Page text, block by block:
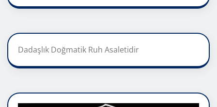
Dadaşlık Doğmatik Ruh Asaletidir